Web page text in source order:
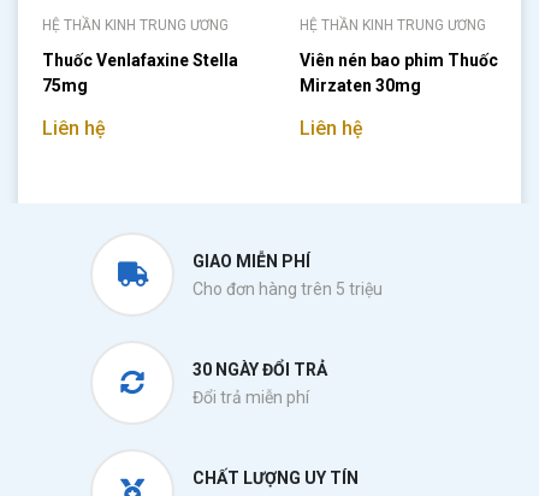
HỆ THẦN KINH TRUNG ƯƠNG
Thuốc Venlafaxine Stella
75mg
Liên hệ
HỆ THẦN KINH TRUNG ƯƠNG
Viên nén bao phim Thuốc
Mirzaten 30mg
Liên hệ
GIAO MIỄN PHÍ
Cho đơn hàng trên 5 triệu
30 NGÀY ĐỔI TRẢ
Đổi trả miễn phí
CHẤT LƯỢNG UY TÍN